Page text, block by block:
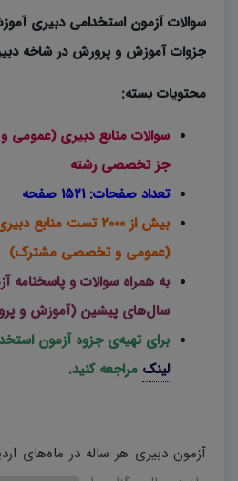
سوالات آزمون استخدامی دبیری
جزوات آموزش و پرورش در شاخه
محتویات بسته:
سوالات منابع دبیری
جز تخصصی رشته
تعداد صفحات: ۱۵۲۱ صفحه
بیش از ۲۰۰۰ تست
(عمومی و تخصصی مشترک)
به همراه سوالات و پاسخنامه
سال‌های پیشین (آموزش و
برای تهیه‌ی جزوه آزمون
لینک مراجعه کنید.
آزمون دبیری هر ساله در ماه‌های